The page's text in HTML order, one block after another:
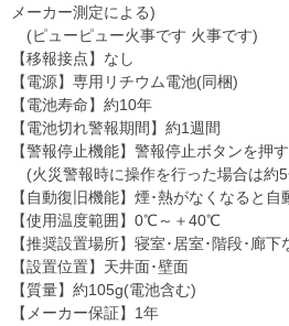
メーカー測定による)
(ピューピュー火事です 火事です)
【移報接点】なし
【電源】専用リチウム電池(同梱)
【電池寿命】約10年
【電池切れ警報期間】約1週間
【警報停止機能】警報停止ボタンを押
(火災警報時に操作を行った場合は約
【自動復旧機能】煙･熱がなくなると自
【使用温度範囲】0℃～＋40℃
【推奨設置場所】寝室･居室･階段･廊下
【設置位置】天井面･壁面
【質量】約105g(電池含む)
【メーカー保証】1年